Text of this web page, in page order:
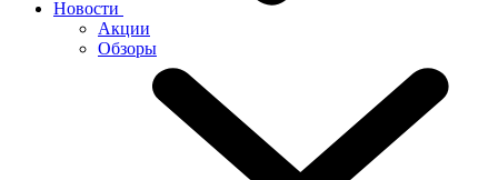
Новости
Акции
Обзоры